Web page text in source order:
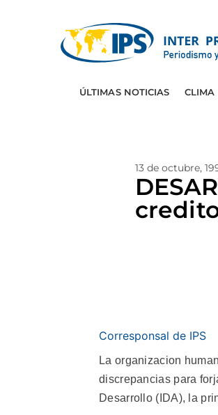
ÚLTIMAS NOTICIAS CLIMA
13 de octubre,
Corresponsal de IPS
La organizacion
discrepancias para
Desarrollo (IDA), la